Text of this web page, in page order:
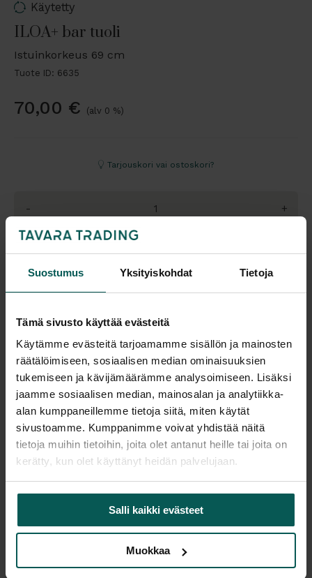
Suostumus Yksityiskohdat Tietoja
Tämä sivusto käyttää evästeitä
Käytämme evästeitä tarjoamamme sisällön ja mainosten
räätälöimiseen, sosiaalisen median ominaisuuksien
tukemiseen ja kävijämäärämme analysoimiseen. Lisäksi
jaamme sosiaalisen median, mainosalan ja analytiikka-
alan kumppaneillemme tietoja siitä, miten käytät
sivustoamme. Kumppanimme voivat yhdistää näitä
tietoja muihin tietoihin, joita olet antanut heille tai joita on
kerätty, kun olet käyttänyt heidän palvelujaan.
Salli kaikki evästeet
Muokkaa
Käytetty
ILOA+ bar tuoli
Istuinkorkeus 69 cm
Tuote ID: 6635
70,00 € (alv 0 %)
Tarjouskori vai ostoskori?
- +
Pyydä tarjous
Saatavuus
Vantaa: Tuotetta on varastossa 15 kpl (Varastopaikka: 5A)
Tampere: Tuotetta on varastossa 0 kpl (voit tilata myymälään,
Tulosta tuotekortti
Tuotekuvaus
Kotimainen design jakkara.
Jalkatuesta maali osittain kulunut.